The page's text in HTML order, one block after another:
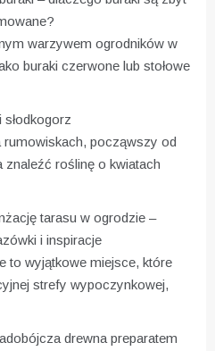
warzywem ogrodników w
buraki czerwone lub stołowe
rumowiskach, począwszy od
znaleźć roślinę o kwiatach
tarasu w ogrodzie –
i inspiracje
to wyjątkowe miejsce, które
strefy wypoczynkowej,
drewna preparatem